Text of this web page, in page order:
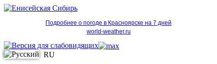
Подробнее о погоде в Красноярске на 7 дней
world-weather.ru
RU